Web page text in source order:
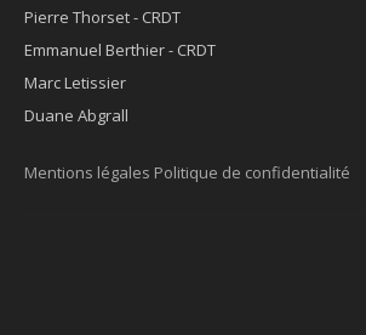
Pierre Thorset - CRDT
Emmanuel Berthier - CRDT
Marc Letissier
Duane Abgrall
Mentions légales Politique de confidentialité